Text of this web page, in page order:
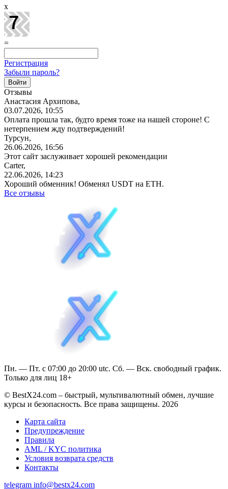
x
=
Регистрация
Забыли пароль?
Отзывы
Анастасия Архипова,
03.07.2026, 10:55
Оплата прошла так, будто время тоже на нашей стороне! С
нетерпением жду подтверждений!
Турсун,
26.06.2026, 16:56
Этот сайт заслуживает хорошей рекомендации
Carter,
22.06.2026, 14:23
Хороший обменник! Обменял USDT на ETH.
Все отзывы
Пн. — Пт. с 07:00 до 20:00 utc. Сб. — Вск. свободный график.
Только для лиц 18+
© BestX24.com – быстрый, мультивалютный обмен, лучшие
курсы и безопасность. Все права защищены. 2026
Карта сайта
Предупреждение
Правила
AML / KYC политика
Условия возврата средств
Контакты
telegram info@bestx24.com